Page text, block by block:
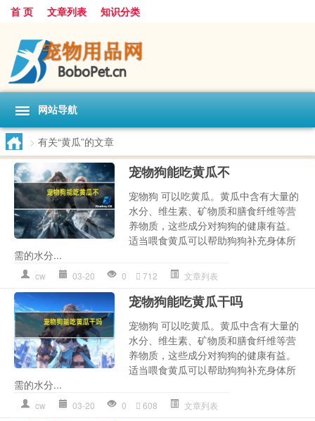
首 页 文章列表 知识分类
网站导航
> 有关“黄瓜”的文章
宠物狗能吃黄瓜不
宠物狗 可以吃黄瓜。黄瓜中含有大量的
水分、维生素、矿物质和膳食纤维等营
养物质，这些成分对狗狗的健康有益。
适当喂食黄瓜可以帮助狗狗补充身体所
需的水分...
cw 03-20 0 712 文章列表
宠物狗能吃黄瓜干吗
宠物狗 可以吃黄瓜。黄瓜中含有大量的
水分、维生素、矿物质和膳食纤维等营
养物质，这些成分对狗狗的健康有益。
适当喂食黄瓜可以帮助狗狗补充身体所
需的水分...
cw 03-20 0 608 文章列表